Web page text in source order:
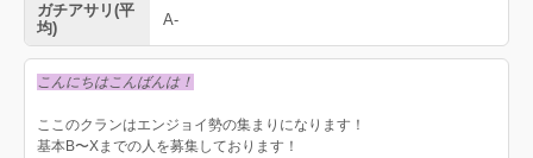
ガチアサリ(平
均)
A-
こんにちはこんばんは！
ここのクランはエンジョイ勢の集まりになります！
基本B〜Xまでの人を募集しております！